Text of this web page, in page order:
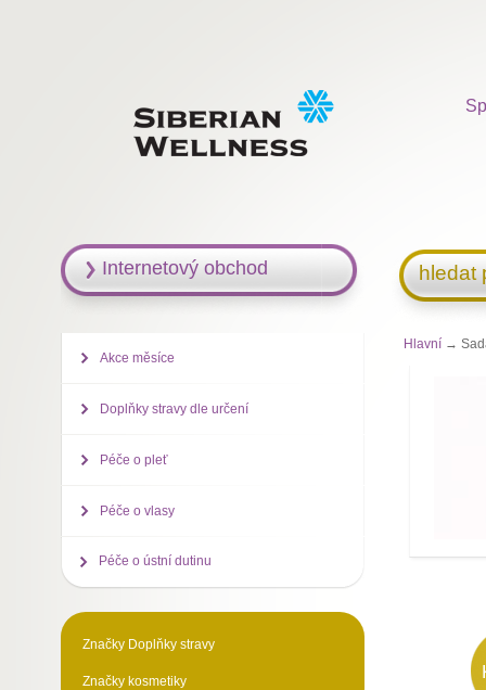
hledat
Hlavní →
Internetový obchod
Akce měsíce
Doplňky stravy dle určení
Péče o pleť
Péče o vlasy
Péče o ústní dutinu
Značky Doplňky stravy
Značky kosmetiky